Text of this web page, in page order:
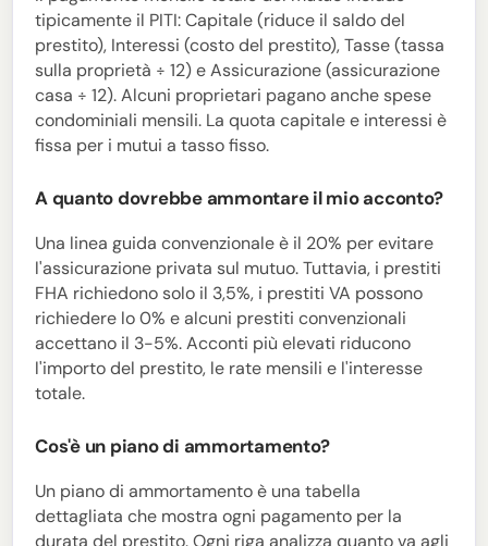
tipicamente il PITI: Capitale (riduce il saldo del
prestito), Interessi (costo del prestito), Tasse (tassa
sulla proprietà ÷ 12) e Assicurazione (assicurazione
casa ÷ 12). Alcuni proprietari pagano anche spese
condominiali mensili. La quota capitale e interessi è
fissa per i mutui a tasso fisso.
A quanto dovrebbe ammontare il mio acconto?
Una linea guida convenzionale è il 20% per evitare
l'assicurazione privata sul mutuo. Tuttavia, i prestiti
FHA richiedono solo il 3,5%, i prestiti VA possono
richiedere lo 0% e alcuni prestiti convenzionali
accettano il 3-5%. Acconti più elevati riducono
l'importo del prestito, le rate mensili e l'interesse
totale.
Cos'è un piano di ammortamento?
Un piano di ammortamento è una tabella
dettagliata che mostra ogni pagamento per la
durata del prestito. Ogni riga analizza quanto va agli